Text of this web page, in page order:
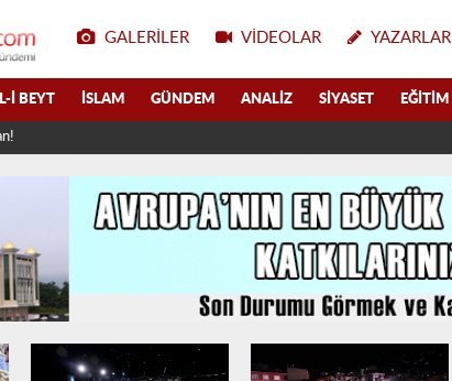
GALERILER VIDEOLAR YAZARLAR
I BEYT İSLAM GÜNDEM ANALIZ SIYASET EĞITIM